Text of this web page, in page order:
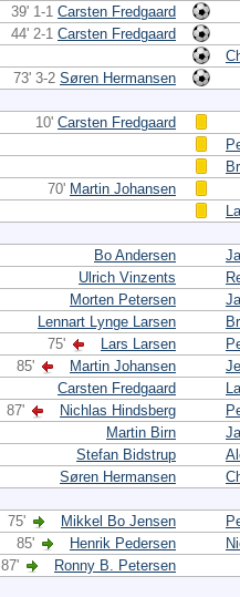
39' 1-1 Carsten Fredgaard
44' 2-1 Carsten Fredgaard
73' 3-2 Søren Hermansen
10' Carsten Fredgaard
70' Martin Johansen
Bo Andersen
Ulrich Vinzents
Morten Petersen
Lennart Lynge Larsen
75'
Lars Larsen
85'
Martin Johansen
Carsten Fredgaard
87'
Nichlas Hindsberg
Martin Birn
Stefan Bidstrup
Søren Hermansen
75' Mikkel Bo Jensen
85'
Henrik Pedersen
87'
Ronny B. Petersen